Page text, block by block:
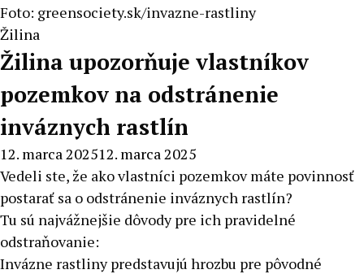
Foto: greensociety.sk/invazne-rastliny
Žilina
Žilina upozorňuje vlastníkov
pozemkov na odstránenie
inváznych rastlín
12. marca 202512. marca 2025
Vedeli ste, že ako vlastníci pozemkov máte povinnosť
postarať sa o odstránenie inváznych rastlín?
Tu sú najvážnejšie dôvody pre ich pravidelné
odstraňovanie:
Invázne rastliny predstavujú hrozbu pre pôvodné